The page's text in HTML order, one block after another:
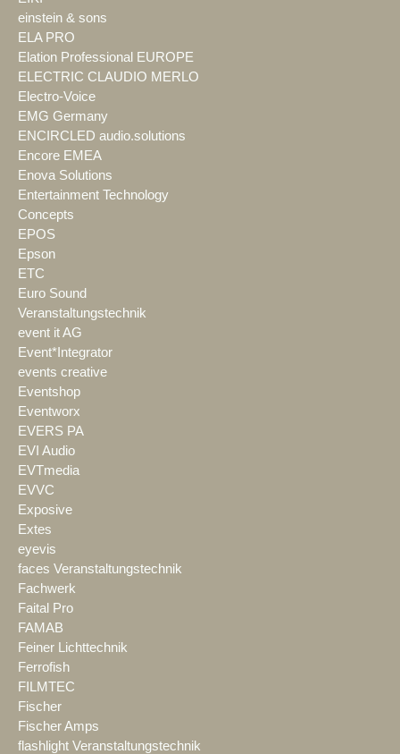
einstein & sons
ELA PRO
Elation Professional EUROPE
ELECTRIC CLAUDIO MERLO
Electro-Voice
EMG Germany
ENCIRCLED audio.solutions
Encore EMEA
Enova Solutions
Entertainment Technology
Concepts
EPOS
Epson
ETC
Euro Sound
Veranstaltungstechnik
event it AG
Event*Integrator
events creative
Eventshop
Eventworx
EVERS PA
EVI Audio
EVTmedia
EVVC
Exposive
Extes
eyevis
faces Veranstaltungstechnik
Fachwerk
Faital Pro
FAMAB
Feiner Lichttechnik
Ferrofish
FILMTEC
Fischer
Fischer Amps
flashlight Veranstaltungstechnik